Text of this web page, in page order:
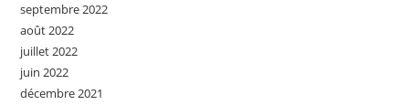
septembre 2022
août 2022
juillet 2022
juin 2022
décembre 2021